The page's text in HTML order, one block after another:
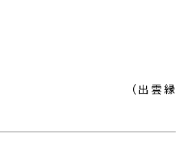
（出雲縁